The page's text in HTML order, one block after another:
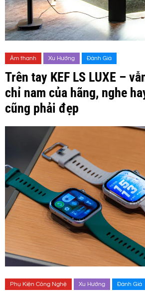
Âm thanh Xu Hướng Đánh Giá
Trên tay KEF LS LUXE –
chỉ nam của hãng, nghe
cũng phải đẹp
Phụ Kiện Công Nghệ Xu Hướng Đánh Giá